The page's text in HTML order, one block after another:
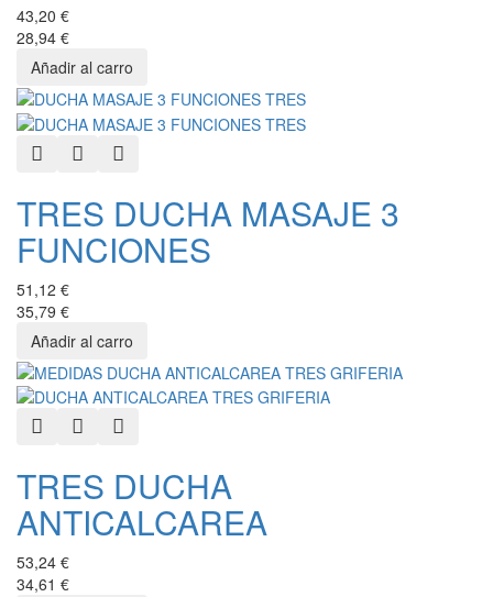
43,20 €
28,94 €
Quick ViewAdd to Wishlist
TRES DUCHA MASAJE 3
FUNCIONES
51,12 €
35,79 €
Quick ViewAdd to Wishlist
TRES DUCHA
ANTICALCAREA
53,24 €
34,61 €